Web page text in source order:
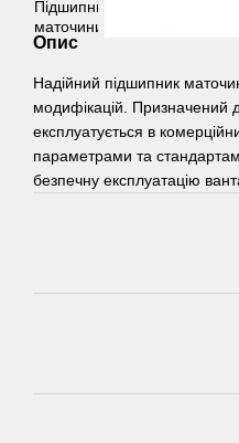
Опис
Надійний підшипник
модифікацій. Призначений
експлуатується в
параметрами та
безпечну експлуатацію